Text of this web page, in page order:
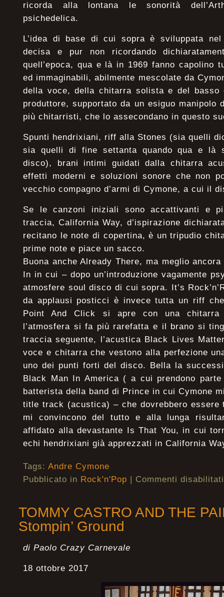
ricorda alla lontana le sonorità
psichedelica.
L’idea di base di cui sopra è sviluppata
decisa e pur non ricordando
quell’epoca, qua e là in 1969 fanno capolino
ed immaginabili, abilmente mescolate da
della voce, della chitarra solista e del basso
produttore, supportato da un esiguo manipolo
più chitarristi, che lo assecondano in questo
Spunti hendrixiani, riff alla Stones (sia quelli
sia quelli di fine settanta quando qua e là
disco), brani intimi guidati dalla chitarra
effetti moderni e soluzioni sonore che non
vecchio compagno d’armi di Cymone, a cui il
Se le canzoni iniziali sono accattivanti e
traccia, California Way, d’ispirazione
recitano le note di copertina, è un tripudio
prime note e piace un sacco.
Buona anche Already There, ma meglio ancora
In in cui – dopo un’introduzione vagamente
atmosfere soul disco di cui sopra. It’s
da applausi posticci è invece tutta un riff
Point And Click si apre con una
l’atmosfera si fa più rarefatta e il brano si
traccia seguente, l’acustica Black Lives
voce e chitarra che vestono alla perfezione
uno dei punti forti del disco. Bella la
Black Man In America ( a cui prendono
batterista della band di Prince in cui Cymone
title track (acustica) – che dovrebbero
mi convincono del tutto e alla lunga
affidato alla devastante Is That You, in cui
echi hendrixiani già apprezzati in California
Tags: Andre Cymone
Pubblicato in Rock'n'Pop | Commenti disabilitati
TOMMY CASTRO AND THE
Stompin’ Ground
di Paolo Crazy Carnevale
18 ottobre 2017